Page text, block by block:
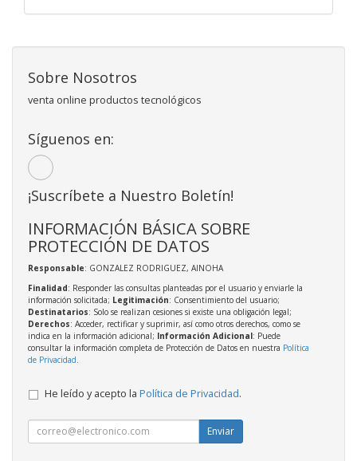
Sobre Nosotros
venta online productos tecnológicos
Síguenos en:
¡Suscríbete a Nuestro Boletín!
INFORMACIÓN BÁSICA SOBRE
PROTECCIÓN DE DATOS
Responsable: GONZALEZ RODRIGUEZ, AINOHA
Finalidad: Responder las consultas planteadas por el usuario y enviarle la
información solicitada; Legitimación: Consentimiento del usuario;
Destinatarios: Solo se realizan cesiones si existe una obligación legal;
Derechos: Acceder, rectificar y suprimir, así como otros derechos, como se
indica en la información adicional; Información Adicional: Puede
consultar la información completa de Protección de Datos en nuestra Política
de Privacidad
He leído y acepto la Política de Privacidad.
Enviar